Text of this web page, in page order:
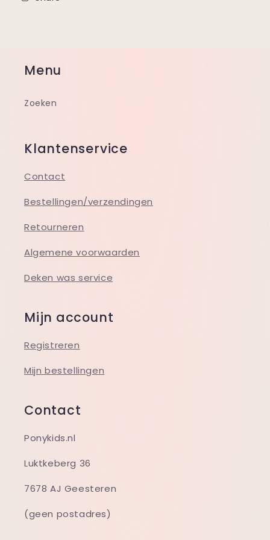
Menu
Zoeken
Klantenservice
Contact
Bestellingen/verzendingen
Retourneren
Algemene voorwaarden
Deken was service
Mijn account
Registreren
Mijn bestellingen
Contact
Ponykids.nl
Luktkeberg 36
7678 AJ Geesteren
(geen postadres)